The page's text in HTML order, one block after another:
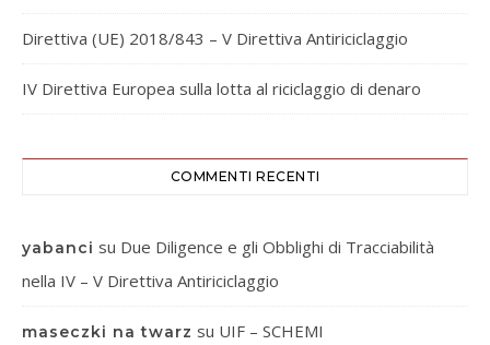
Direttiva (UE) 2018/843 – V Direttiva Antiriciclaggio
IV Direttiva Europea sulla lotta al riciclaggio di denaro
COMMENTI RECENTI
yabanci su Due Diligence e gli Obblighi di Tracciabilità
nella IV – V Direttiva Antiriciclaggio
maseczki na twarz su UIF – SCHEMI